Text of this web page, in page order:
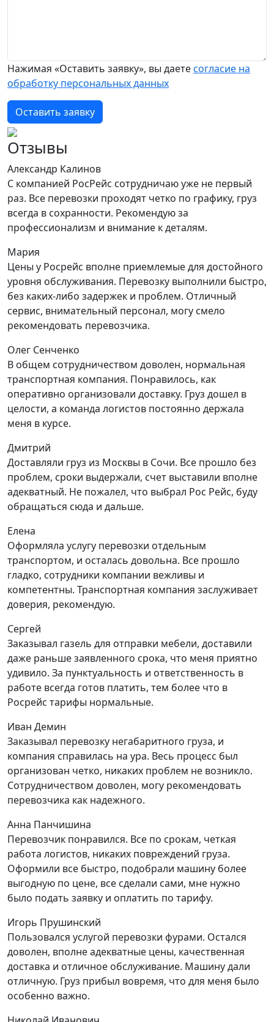
Нажимая «Оставить заявку», вы даетесогласие на
обработку персональных данных
Оставить заявку
Отзывы
Александр Калинов
С компанией РосРейс сотрудничаю уже не первый
раз. Все перевозки проходят четко по графику, груз
всегда в сохранности. Рекомендую за
профессионализм и внимание к деталям.
Мария
Цены у Росрейс вполне приемлемые для достойного
уровня обслуживания. Перевозку выполнили быстро,
без каких-либо задержек и проблем. Отличный
сервис, внимательный персонал, могу смело
рекомендовать перевозчика.
Олег Сенченко
В общем сотрудничеством доволен, нормальная
транспортная компания. Понравилось, как
оперативно организовали доставку. Груз дошел в
целости, а команда логистов постоянно держала
меня в курсе.
Дмитрий
Доставляли груз из Москвы в Сочи. Все прошло без
проблем, сроки выдержали, счет выставили вполне
адекватный. Не пожалел, что выбрал Рос Рейс, буду
обращаться сюда и дальше.
Елена
Оформляла услугу перевозки отдельным
транспортом, и осталась довольна. Все прошло
гладко, сотрудники компании вежливы и
компетентны. Транспортная компания заслуживает
доверия, рекомендую.
Сергей
Заказывал газель для отправки мебели, доставили
даже раньше заявленного срока, что меня приятно
удивило. За пунктуальность и ответственность в
работе всегда готов платить, тем более что в
Росрейс тарифы нормальные.
Иван Демин
Заказывал перевозку негабаритного груза, и
компания справилась на ура. Весь процесс был
организован четко, никаких проблем не возникло.
Сотрудничеством доволен, могу рекомендовать
перевозчика как надежного.
Анна Панчишина
Перевозчик понравился. Все по срокам, четкая
работа логистов, никаких повреждений груза.
Оформили все быстро, подобрали машину более
выгодную по цене, все сделали сами, мне нужно
было подать заявку и оплатить по тарифу.
Игорь Прушинский
Пользовался услугой перевозки фурами. Остался
доволен, вполне адекватные цены, качественная
доставка и отличное обслуживание. Машину дали
отличную. Груз прибыл вовремя, что для меня было
особенно важно.